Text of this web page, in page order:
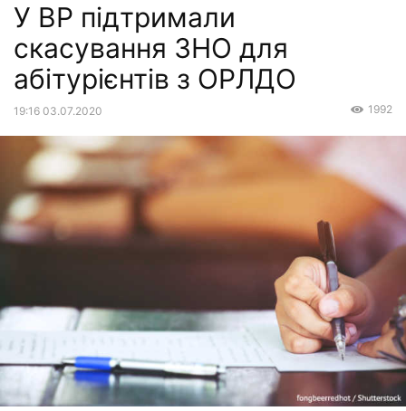
У ВР підтримали
скасування ЗНО для
абітурієнтів з ОРЛДО
19:16 03.07.2020 1992